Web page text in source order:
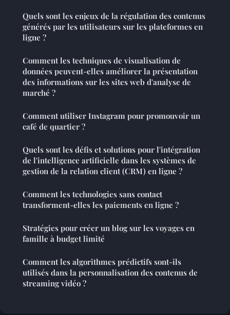
Quels sont les enjeux de la régulation des contenus
générés par les utilisateurs sur les plateformes en
ligne ?
Comment les techniques de visualisation de
données peuvent-elles améliorer la présentation
des informations sur les sites web d'analyse de
marché ?
Comment utiliser Instagram pour promouvoir un
café de quartier ?
Quels sont les défis et solutions pour l'intégration
de l'intelligence artificielle dans les systèmes de
gestion de la relation client (CRM) en ligne ?
Comment les technologies sans contact
transforment-elles les paiements en ligne ?
Stratégies pour créer un blog sur les voyages en
famille à budget limité
Comment les algorithmes prédictifs sont-ils
utilisés dans la personnalisation des contenus de
streaming vidéo ?